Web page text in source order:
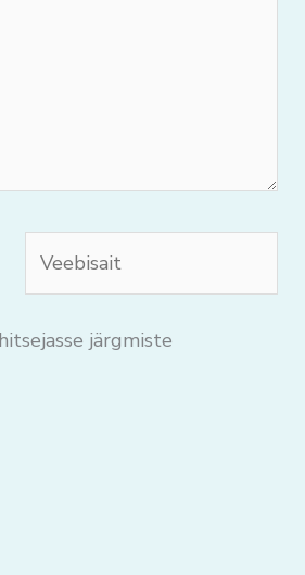
järgmiste